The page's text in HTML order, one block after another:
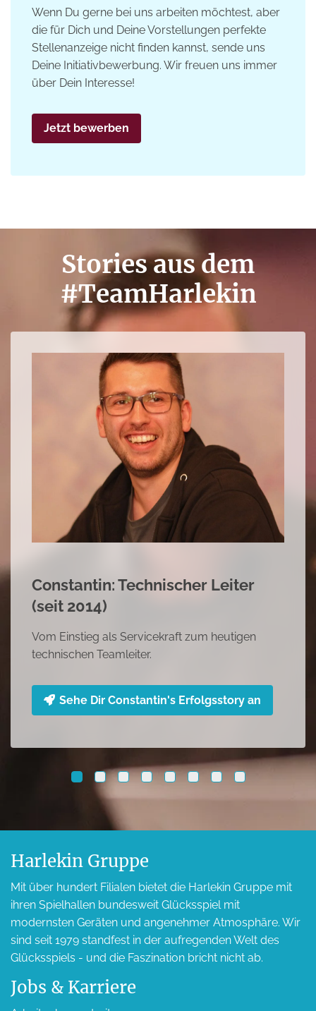
Wenn Du gerne bei uns arbeiten möchtest, aber
die für Dich und Deine Vorstellungen perfekte
Stellenanzeige nicht finden kannst, sende uns
Deine Initiativbewerbung. Wir freuen uns immer
über Dein Interesse!
Jetzt bewerben
Stories aus dem
#TeamHarlekin
Mariana: Hallenleitung (seit 2010)
Begonnen als Reinigungskraft, dann im Service
tätig und heute Hallenleiterin
Harlekin Gruppe
Mit über hundert Filialen bietet die Harlekin Gruppe mit
ihren Spielhallen bundesweit Glücksspiel mit
modernsten Geräten und angenehmer Atmosphäre. Wir
sind seit 1979 standfest in der aufregenden Welt des
Glücksspiels - und die Faszination bricht nicht ab.
Jobs & Karriere